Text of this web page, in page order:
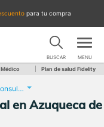
para tu compra
BUSCAR MENU
Plan de salud Fidelity
Consulta de Medicina General
en Azuqueca de